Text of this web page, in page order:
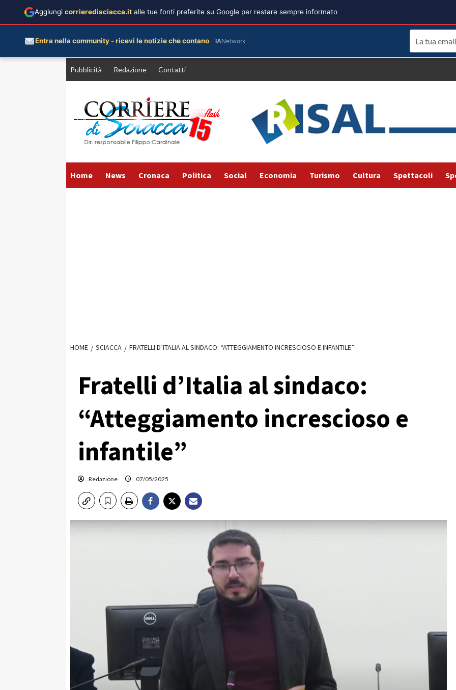
Pubblicità Redazione Contatti
Home News Cronaca Politica Social Economia Turismo Cultura Spettacoli
HOME SCIACCA FRATELLI D’ITALIA AL SINDACO: “ATTEGGIAMENTO INCRESCIOSO E INFANTILE”
Fratelli d’Italia al sindaco:
“Atteggiamento increscioso e
infantile”
Redazione 07/05/2025
Aggiungi corrieredisciacca.it alle tue fonti preferite su Google per restare sempre informato
Entra nella community - ricevi le notizie che contano IANetwork